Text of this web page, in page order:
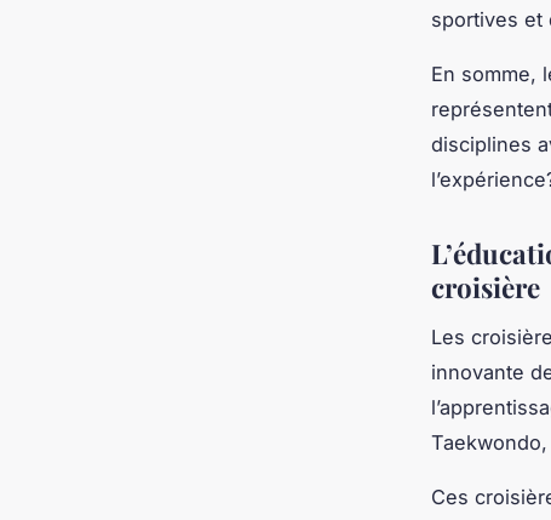
sportives et
En somme,
disciplines
croisière
Les
innovante
Ces